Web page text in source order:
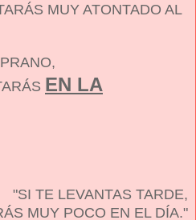
MUY ATONTADO AL
EN LA
"SI TE LEVANTAS TARDE,
MUY POCO EN EL DÍA."